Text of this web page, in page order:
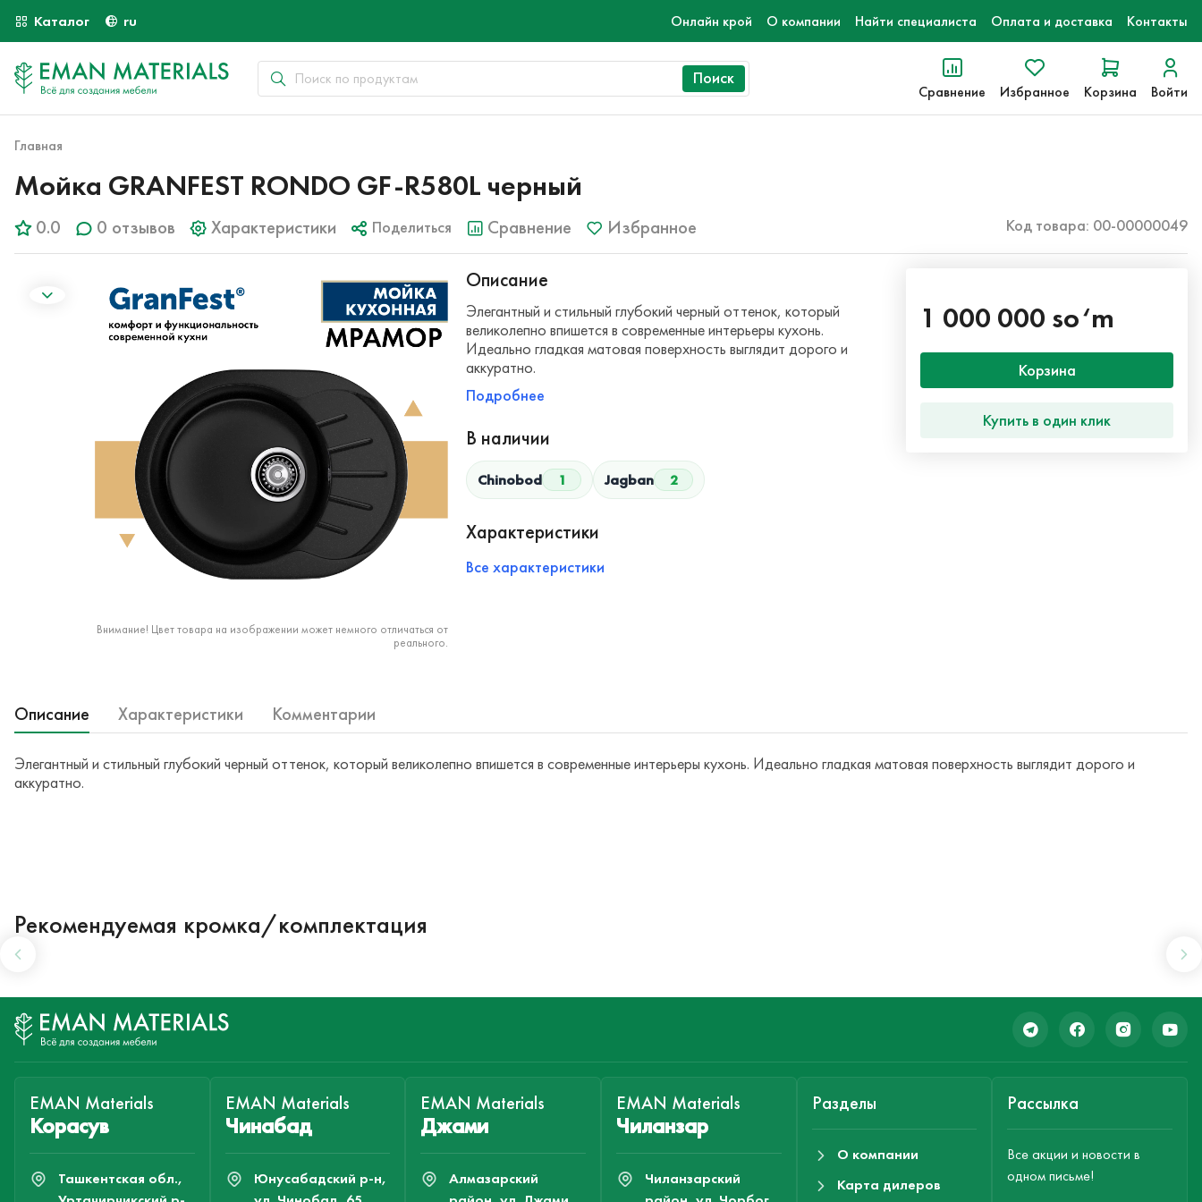
Каталог ru Онлайн крой О компании Найти специалиста Оплата и доставка Контакты
Поиск
Сравнение Избранное Корзина Войти
Главная
Мойка GRANFEST RONDO GF-R580L черный
0.0 0 отзывов Характеристики Поделиться Сравнение Избранное Код товара: 00-00000049
Внимание! Цвет товара на изображении может немного отличаться от
реального.
Описание
Элегантный и стильный глубокий черный оттенок, который
великолепно впишется в современные интерьеры кухонь.
Идеально гладкая матовая поверхность выглядит дорого и
аккуратно.
Подробнее
В наличии
Chinobod 1 Jagban 2
Характеристики
Все характеристики
1 000 000 so‘m
Корзина
Купить в один клик
Описание Характеристики Комментарии
Элегантный и стильный глубокий черный оттенок, который великолепно впишется в современные интерьеры кухонь. Идеально гладкая матовая поверхность выглядит дорого и
аккуратно.
Рекомендуемая кромка/комплектация
EMAN Materials
Корасув
Ташкентская обл.,
EMAN Materials
Чинабад
Юнусабадский р-н,
EMAN Materials
Джами
Алмазарский
EMAN Materials
Чиланзар
Чиланзарский
Разделы
О компании
Карта дилеров
Рассылка
Все акции и новости в
одном письме!